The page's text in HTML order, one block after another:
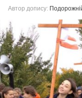
Автор допису: